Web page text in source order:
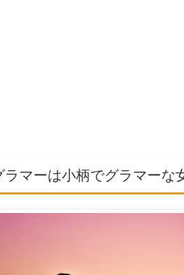
ラマーは小柄でグラマーな